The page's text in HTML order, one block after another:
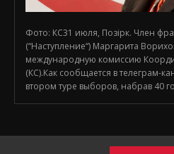
Фото: КС31 июля, Позірк. Член
(“Наступление“) Маргарита
международную комиссию
(КС).Как сообщается в телеграм-
втором туре выборов, набрав 40